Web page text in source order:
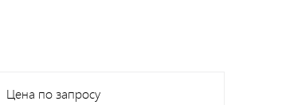
Цена по запросу